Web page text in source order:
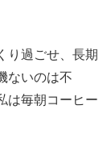
り過ごせ、長期
ないのは不
は毎朝コーヒー